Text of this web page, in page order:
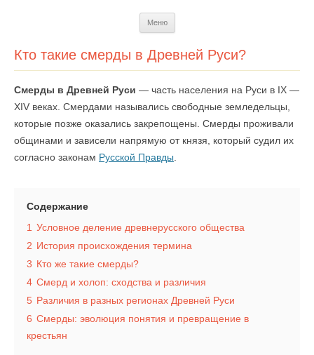
Меню
Кто такие смерды в Древней Руси?
Смерды в Древней Руси — часть населения на Руси в IX —
XIV веках. Смердами назывались свободные земледельцы,
которые позже оказались закрепощены. Смерды проживали
общинами и зависели напрямую от князя, который судил их
согласно законам Русской Правды
Содержание
1 Условное деление древнерусского общества
2 История происхождения термина
3 Кто же такие смерды?
4 Смерд и холоп: сходства и различия
5 Различия в разных регионах Древней Руси
6 Смерды: эволюция понятия и превращение в
крестьян